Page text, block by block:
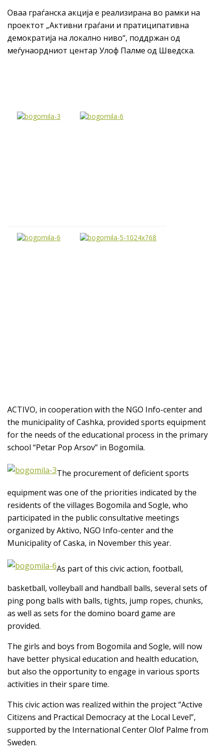
Оваа граѓанска акција е реализирана во рамки на
проектот „Активни граѓани и пратиципативна
демократија на локално ниво“, поддржан од
меѓунаордниот центар Улоф Палме од Шведска.
ACTIVO, in cooperation with the NGO Info-center and
the municipality of Cashka, provided sports equipment
for the needs of the educational process in the primary
school “Petar Pop Arsov” in Bogomila.
The procurement of deficient sports
equipment was one of the priorities indicated by the
residents of the villages Bogomila and Sogle, who
participated in the public consultative meetings
organized by Aktivo, NGO Info-center and the
Municipality of Caska, in November this year.
As part of this civic action, football,
basketball, volleyball and handball balls, several sets of
ping pong balls with balls, tights, jump ropes, chunks,
as well as sets for the domino board game are
provided.
The girls and boys from Bogomila and Sogle, will now
have better physical education and health education,
but also the opportunity to engage in various sports
activities in their spare time.
This civic action was realized within the project “Active
Citizens and Practical Democracy at the Local Level”,
supported by the International Center Olof Palme from
Sweden.